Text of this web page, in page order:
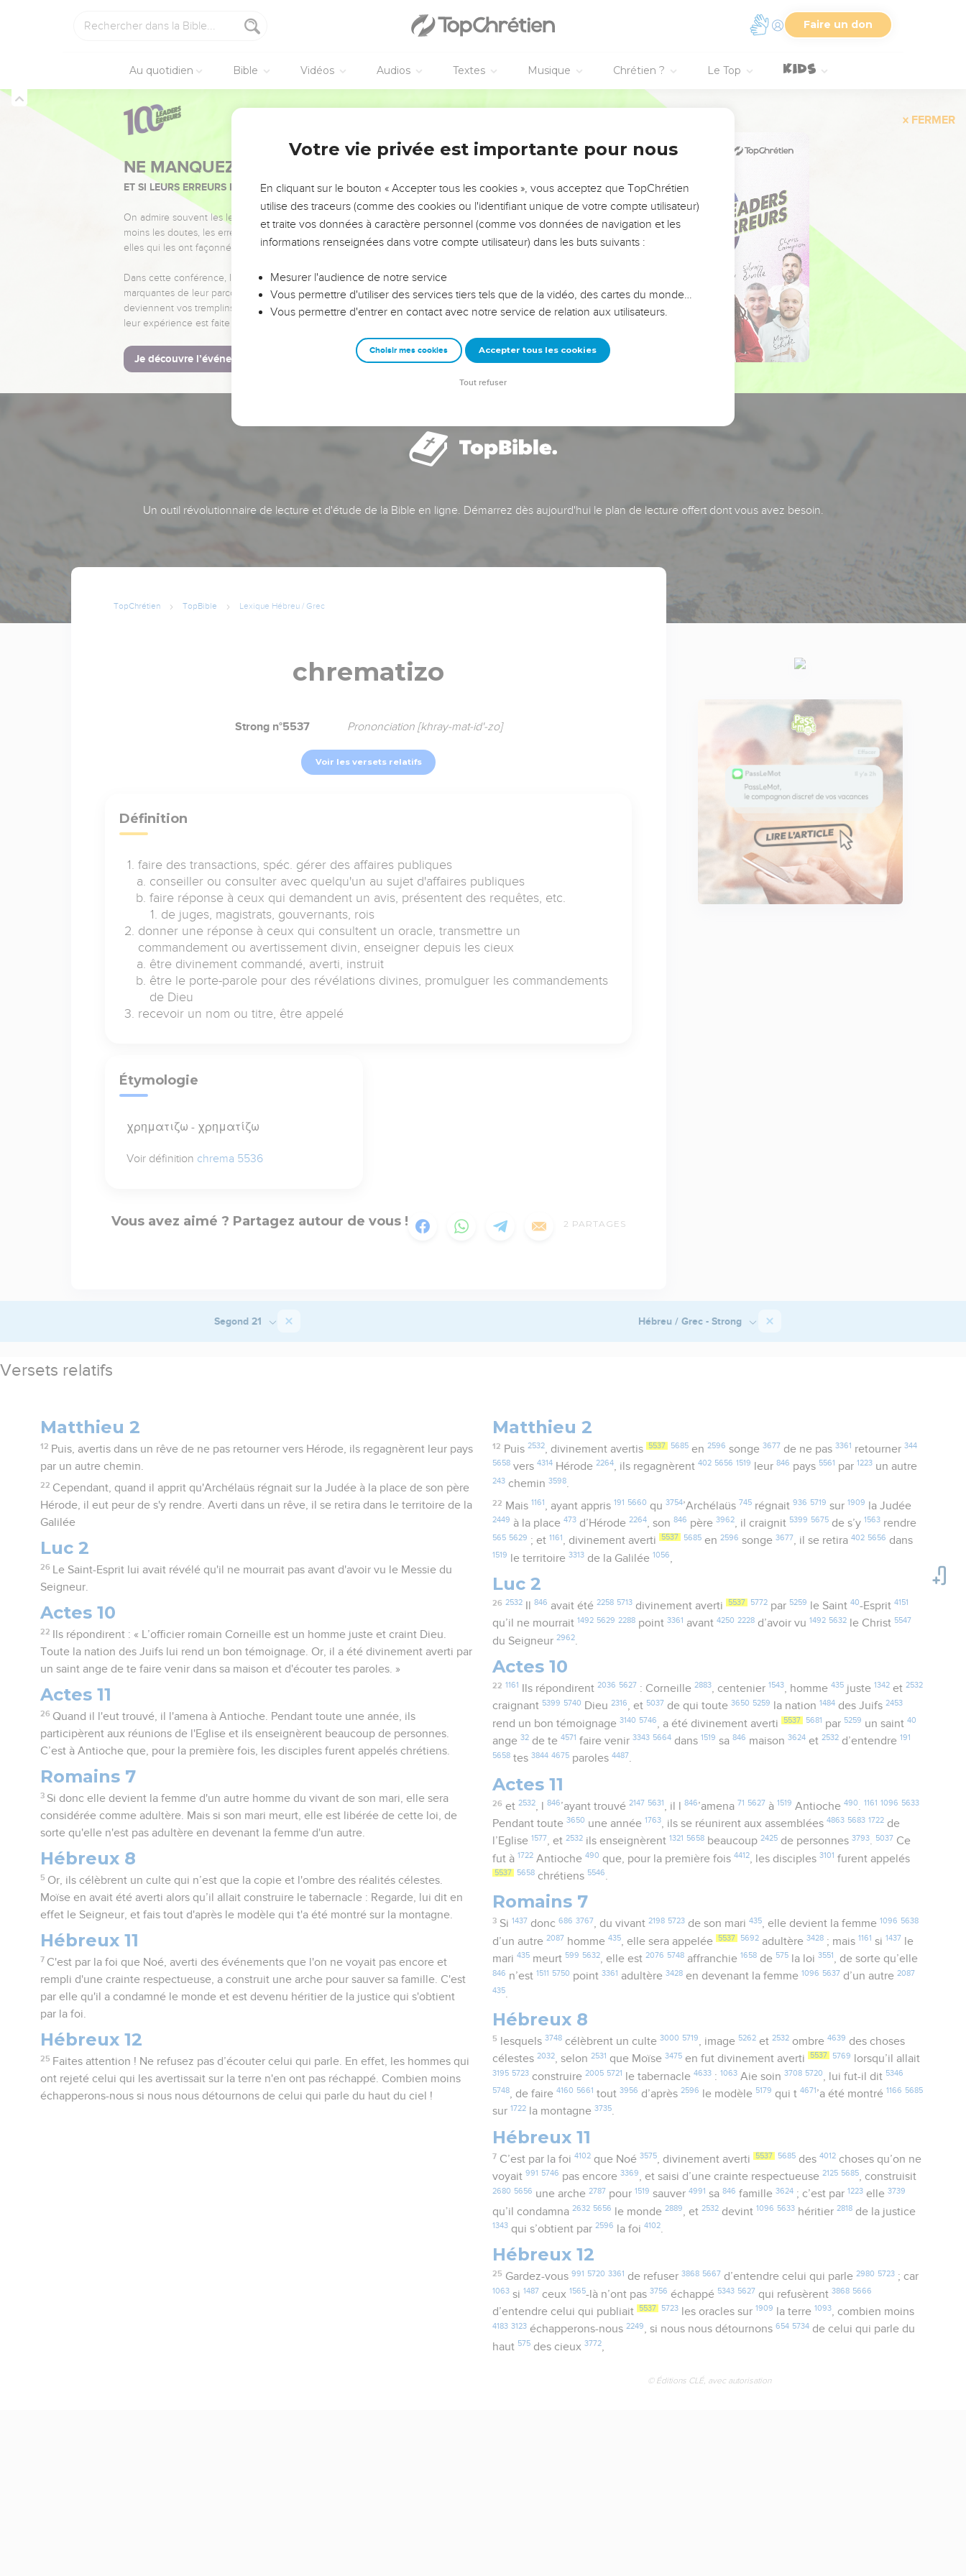
Faire un don
Au quotidien Bible Vidéos Audios Textes Musique Chrétien ? Le Top
FERMER
NE MANQUEZ PAS L’ÉVÉNEMENT DE L’ANNÉE !
ET SI LEURS ERREURS POUVAIENT VOUS ÉVITER LES VOTRES ?
On admire souvent les leaders pour leurs réussites, leur impact, leur foi ou leur vision. Mais on voit
moins les doutes, les erreurs et les saisons difficiles qu'ils ont traversés, alors même que ce sont
elles qui les ont façonnés.
Dans cette conférence, leaders, entrepreneurs, et responsables reviennent sur les erreurs
marquantes de leur parcours et les clés pour avancer avec plus de sagesse afin que leurs erreurs
deviennent vos tremplins. Que vous guidiez un ministère, une équipe, un groupe ou une famille,
leur expérience est faite pour vous.
Je découvre l’événement
Un outil révolutionnaire de lecture et d'étude de la Bible en ligne. Démarrez dès aujourd'hui le plan de lecture offert dont vous avez besoin.
TopChrétien TopBible Lexique Hébreu / Grec
chrematizo
Strong n°5537 Prononciation [khray-mat-id'-zo]
Voir les versets relatifs
Définition
faire des transactions, spéc. gérer des affaires publiques
conseiller ou consulter avec quelqu'un au sujet d'affaires publiques
faire réponse à ceux qui demandent un avis, présentent des requêtes, etc.
de juges, magistrats, gouvernants, rois
donner une réponse à ceux qui consultent un oracle, transmettre un
commandement ou avertissement divin, enseigner depuis les cieux
être divinement commandé, averti, instruit
être le porte-parole pour des révélations divines, promulguer les commandements
de Dieu
recevoir un nom ou titre, être appelé
Étymologie
χρηματιζω - χρηματίζω
Voir définition chrema 5536
Vous avez aimé ? Partagez autour de vous ! 2 PARTAGES
Segond 21 Hébreu / Grec - Strong
Versets relatifs
Matthieu 2
12 Puis, avertis dans un rêve de ne pas retourner vers Hérode, ils regagnèrent leur pays
par un autre chemin.
22 Cependant, quand il apprit qu'Archélaüs régnait sur la Judée à la place de son père
Hérode, il eut peur de s'y rendre. Averti dans un rêve, il se retira dans le territoire de la
Galilée
Luc 2
26
Le Saint-Esprit lui avait révélé qu'il ne mourrait pas avant d'avoir vu le Messie du
Seigneur.
Actes 10
22
Ils répondirent : « L’officier romain Corneille est un homme juste et craint Dieu.
Toute la nation des Juifs lui rend un bon témoignage. Or, il a été divinement averti par
un saint ange de te faire venir dans sa maison et d'écouter tes paroles. »
Actes 11
26 Quand il l'eut trouvé, il l'amena à Antioche. Pendant toute une année, ils
participèrent aux réunions de l'Eglise et ils enseignèrent beaucoup de personnes.
C’est à Antioche que, pour la première fois, les disciples furent appelés chrétiens.
Romains 7
3 Si donc elle devient la femme d'un autre homme du vivant de son mari, elle sera
considérée comme adultère. Mais si son mari meurt, elle est libérée de cette loi, de
sorte qu'elle n'est pas adultère en devenant la femme d'un autre.
Hébreux 8
5 Or, ils célèbrent un culte qui n’est que la copie et l'ombre des réalités célestes.
Moïse en avait été averti alors qu’il allait construire le tabernacle : Regarde, lui dit en
effet le Seigneur, et fais tout d'après le modèle qui t'a été montré sur la montagne.
Hébreux 11
7 C'est par la foi que Noé, averti des événements que l'on ne voyait pas encore et
rempli d'une crainte respectueuse, a construit une arche pour sauver sa famille. C'est
par elle qu'il a condamné le monde et est devenu héritier de la justice qui s'obtient
par la foi.
Hébreux 12
25 Faites attention ! Ne refusez pas d’écouter celui qui parle. En effet, les hommes qui
ont rejeté celui qui les avertissait sur la terre n'en ont pas réchappé. Combien moins
échapperons-nous si nous nous détournons de celui qui parle du haut du ciel !
Matthieu 2
12 Puis 2532, divinement avertis 5537 5685en 2596 songe 3677 de ne pas 3361 retourner 344
5658 vers4314 Hérode2264, ils regagnèrent402 5656 1519 leur846 pays 5561 par 1223 un autre
243 chemin3598.
22 Mais 1161 , ayant appris 191 5660 qu 3754’Archélaüs 745régnait 936 5719 sur 1909 la Judée
2449 à la place473 d’Hérode2264, son846 père3962, il craignit 5399 5675 de s’y 1563 rendre
565 5629 ; et 1161 , divinement averti 5537 5685 en2596 songe3677, il se retira402 5656 dans
1519 le territoire3313 de la Galilée 1056
Luc 2
26 2532Il 846 avait été 2258 5713divinement averti 5537 5772par 5259 le Saint 40-Esprit 4151
qu’il ne mourrait 1492 5629 2288 point3361 avant4250 2228 d’avoir vu 1492 5632 le Christ 5547
du Seigneur2962
Actes 10
22 1161 Ils répondirent 2036 5627 : Corneille 2883, centenier 1543, homme 435juste 1342et 2532
craignant 5399 5740 Dieu2316, et 5037 de qui toute3650 5259 la nation 1484 des Juifs2453
rend un bon témoignage3140 5746 , a été divinement averti 5537 5681 par 5259 un saint40
ange32 de te4571 faire venir3343 5664 dans 1519 sa846 maison3624 et2532 d’entendre 191
5658 tes3844 4675 paroles4487.
Actes 11
26 et 2532, l 846’ayant trouvé 2147 5631 , il l 846’amena 71 5627 à 1519 Antioche 490 1161 1096 5633
Pendant toute3650 une année 1763, ils se réunirent aux assemblées4863 5683 1722 de
l’Eglise 1577, et2532 ils enseignèrent 1321 5658 beaucoup2425 de personnes3793. 5037 Ce
fut à 1722 Antioche490 que, pour la première fois4412 , les disciples3101 furent appelés
5537 5658 chrétiens 5546.
Romains 7
3 Si 1437 donc 686 3767, du vivant 2198 5723de son mari 435, elle devient la femme 1096 5638
d’un autre2087 homme435 , elle sera appelée 5537 5692 adultère3428 ; mais 1161 si 1437
le
mari435 meurt 599 5632, elle est2076 5748 affranchie 1658 de 575 la loi3551 , de sorte qu’elle
846 n’est1511 5750 point3361 adultère3428 en devenant la femme1096 5637 d’un autre2087
435
Hébreux 8
5 lesquels 3748célèbrent un culte 3000 5719, image 5262et 2532ombre 4639 des choses
célestes2032, selon2531 que Moïse3475 en fut divinement averti 5537 5769 lorsqu’il allait
3195 5723 construire2005 5721 le tabernacle4633 : 1063 Aie soin3708 5720 , lui fut-il dit 5346
5748, de faire4160 5661 tout3956 d’après2596 le modèle 5179 qui t4671 ’a été montré 1166 5685
sur1722 la montagne3735.
Hébreux 11
7 C’est par la foi 4102que Noé 3575, divinement averti 5537 5685des 4012choses qu’on ne
voyait991 5746 pas encore3369, et saisi d’une crainte respectueuse2125 5685, construisit
2680 5656 une arche2787 pour1519 sauver4991 sa846 famille3624 ; c’est par1223 elle3739
qu’il condamna2632 5656 le monde2889 , et2532 devint 1096 5633 héritier2818 de la justice
1343 qui s’obtient par2596 la foi4102.
Hébreux 12
25 Gardez-vous 991 5720 3361 de refuser 3868 5667 d’entendre celui qui parle 2980 5723; car
1063 si 1487 ceux 1565-là n’ont pas3756 échappé 5343 5627 qui refusèrent3868 5666
d’entendre celui qui publiait 5537 5723 les oracles sur 1909 la terre 1093 , combien moins
4183 3123 échapperons-nous2249, si nous nous détournons654 5734 de celui qui parle du
haut 575 des cieux3772
© Éditions CLÉ, avec autorisation
Votre vie privée est importante pour nous
En cliquant sur le bouton « Accepter tous les cookies », vous acceptez que TopChrétien
utilise des traceurs (comme des cookies ou l'identifiant unique de votre compte utilisateur)
et traite vos données à caractère personnel (comme vos données de navigation et les
informations renseignées dans votre compte utilisateur) dans les buts suivants :
Mesurer l'audience de notre service
Vous permettre d'utiliser des services tiers tels que de la vidéo, des cartes du monde…
Vous permettre d'entrer en contact avec notre service de relation aux utilisateurs.
Choisir mes cookies Accepter tous les cookies
Tout refuser